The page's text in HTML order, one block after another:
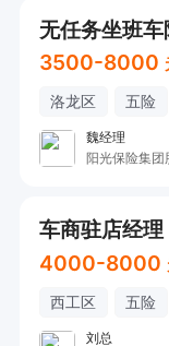
无任务坐班车
3500-8000
洛龙区 五险
魏经理
车商驻店经理
4000-8000
西工区 五险
刘总